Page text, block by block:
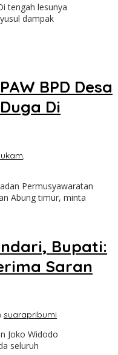
tengah lesunya
dampak
BPD Desa
Di
,
Permusyawaratan
Abung timur, minta
Bupati:
Saran
suarapribumi
Joko Widodo
seluruh